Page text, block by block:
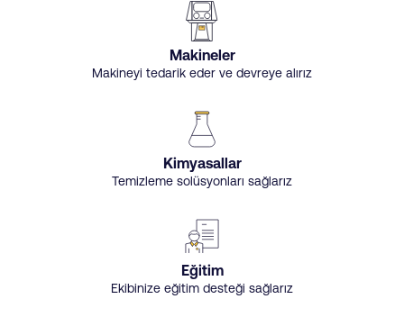
Makineler
Makineyi tedarik eder ve devreye alırız
Kimyasallar
Temizleme solüsyonları sağlarız
Eğitim
Ekibinize eğitim desteği sağlarız